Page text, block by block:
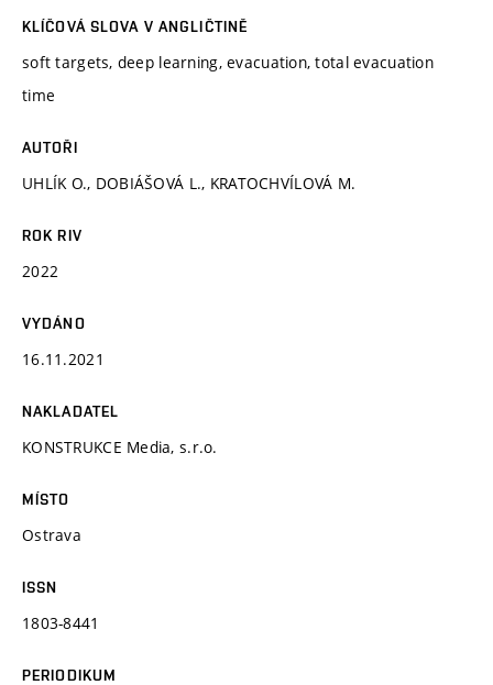
KLÍČOVÁ SLOVA V ANGLIČTINĚ
soft targets, deep learning, evacuation, total evacuation
time
AUTOŘI
UHLÍK O., DOBIÁŠOVÁ L., KRATOCHVÍLOVÁ M.
ROK RIV
2022
VYDÁNO
16.11.2021
NAKLADATEL
KONSTRUKCE Media, s.r.o.
MÍSTO
Ostrava
ISSN
1803-8441
PERIODIKUM